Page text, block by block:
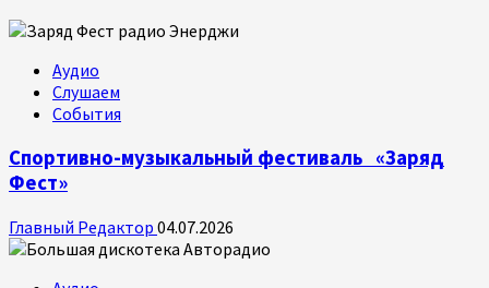
Аудио
Слушаем
События
Спортивно-музыкальный фестиваль «Заряд
Фест»
Главный Редактор 04.07.2026